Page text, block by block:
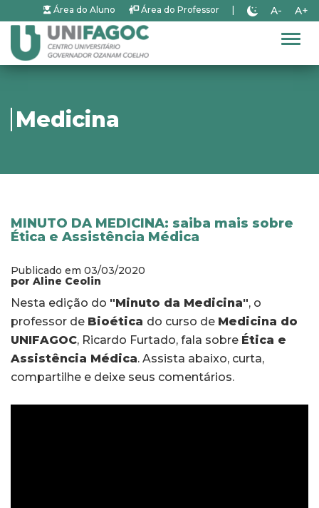
Área do Aluno Área do Professor A- A+
Medicina
MINUTO DA MEDICINA: saiba mais sobre
Ética e Assistência Médica
Publicado em 03/03/2020
por Aline Ceolin
Nesta edição do "Minuto da Medicina", o
professor de Bioética do curso de Medicina do
UNIFAGOC, Ricardo Furtado, fala sobre Ética e
Assistência Médica. Assista abaixo, curta,
compartilhe e deixe seus comentários.